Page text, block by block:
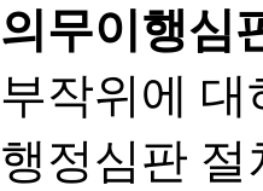
의무이행심
부작위에
행정심판 절